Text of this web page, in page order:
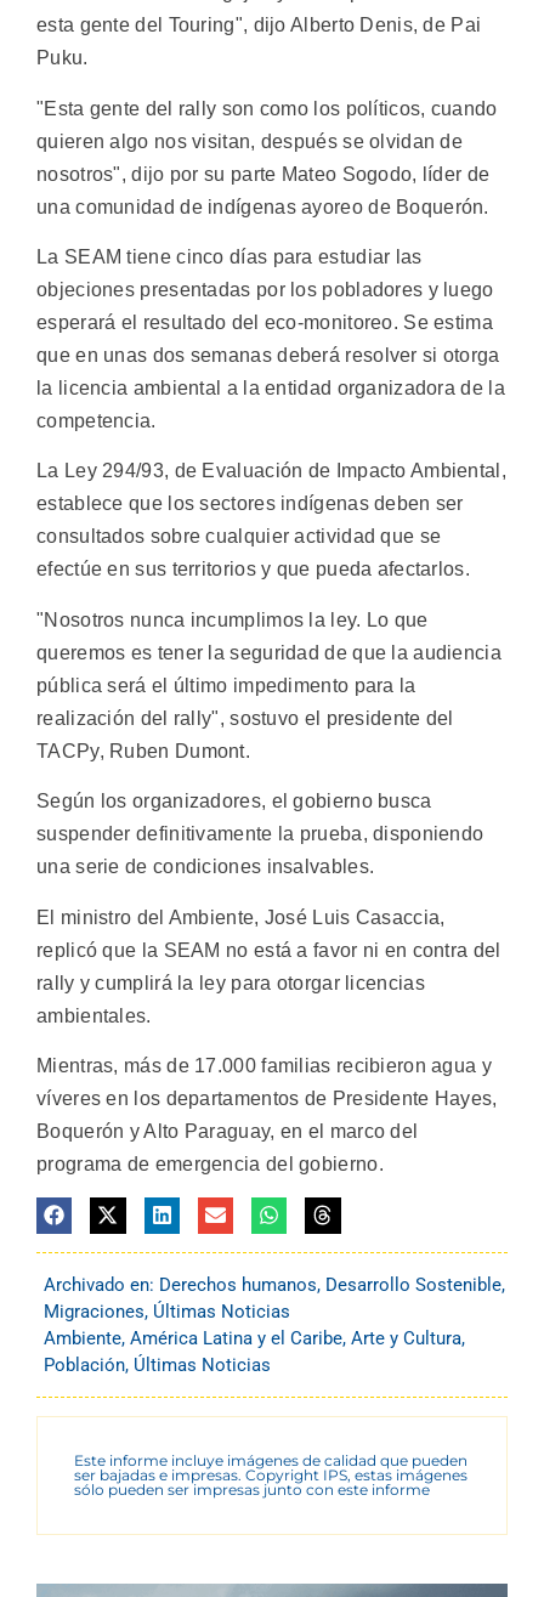
esta gente del Touring", dijo Alberto Denis, de Pai
Puku.
"Esta gente del rally son como los políticos, cuando
quieren algo nos visitan, después se olvidan de
nosotros", dijo por su parte Mateo Sogodo, líder de
una comunidad de indígenas ayoreo de Boquerón.
La SEAM tiene cinco días para estudiar las
objeciones presentadas por los pobladores y luego
esperará el resultado del eco-monitoreo. Se estima
que en unas dos semanas deberá resolver si otorga
la licencia ambiental a la entidad organizadora de la
competencia.
La Ley 294/93, de Evaluación de Impacto Ambiental,
establece que los sectores indígenas deben ser
consultados sobre cualquier actividad que se
efectúe en sus territorios y que pueda afectarlos.
"Nosotros nunca incumplimos la ley. Lo que
queremos es tener la seguridad de que la audiencia
pública será el último impedimento para la
realización del rally", sostuvo el presidente del
TACPy, Ruben Dumont.
Según los organizadores, el gobierno busca
suspender definitivamente la prueba, disponiendo
una serie de condiciones insalvables.
El ministro del Ambiente, José Luis Casaccia,
replicó que la SEAM no está a favor ni en contra del
rally y cumplirá la ley para otorgar licencias
ambientales.
Mientras, más de 17.000 familias recibieron agua y
víveres en los departamentos de Presidente Hayes,
Boquerón y Alto Paraguay, en el marco del
programa de emergencia del gobierno.
Archivado en: Derechos humanos, Desarrollo Sostenible,
Migraciones, Últimas Noticias
Ambiente, América Latina y el Caribe, Arte y Cultura,
Población, Últimas Noticias
Este informe incluye imágenes de calidad que pueden
ser bajadas e impresas. Copyright IPS, estas imágenes
sólo pueden ser impresas junto con este informe